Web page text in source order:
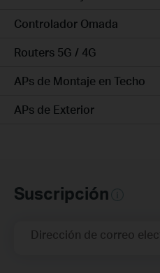
Controlador Omada
Routers 5G / 4G
APs de Montaje en Techo
APs de Exterior
Suscripción
Dirección de correo